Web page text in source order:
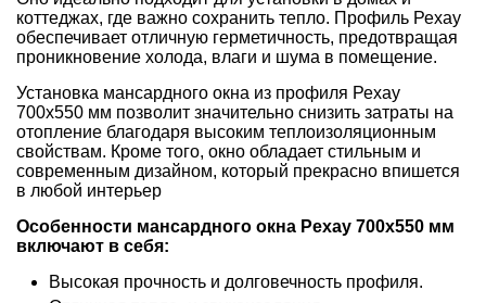
коттеджах, где важно сохранить тепло. Профиль Рехау
обеспечивает отличную герметичность, предотвращая
проникновение холода, влаги и шума в помещение.
Установка мансардного окна из профиля Рехау
700x550 мм позволит значительно снизить затраты на
отопление благодаря высоким теплоизоляционным
свойствам. Кроме того, окно обладает стильным и
современным дизайном, который прекрасно впишется
в любой интерьер
Особенности мансардного окна Рехау 700x550 мм
включают в себя:
Высокая прочность и долговечность профиля.